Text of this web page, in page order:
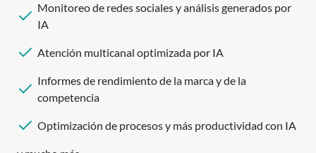
Monitoreo de redes sociales y análisis generados por
IA
Atención multicanal optimizada por IA
Informes de rendimiento de la marca y de la
competencia
Optimización de procesos y más productividad con IA